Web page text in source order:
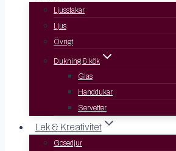
Ljusstakar
Ljus
Övrigt
Dukning & kök
Glas
Handdukar
Servetter
Lek & Kreativitet
Gosedjur